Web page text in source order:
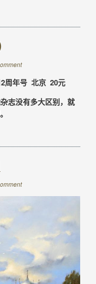
2周年号 北京 20元
志没有多大区别，就